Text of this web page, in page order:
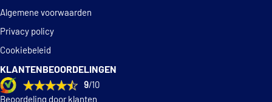
Suplex 10286
Algemene voorwaarden
Privacy policy
Cookiebeleid
KLANTENBEOORDELINGEN
9/10
Beoordeling door klanten